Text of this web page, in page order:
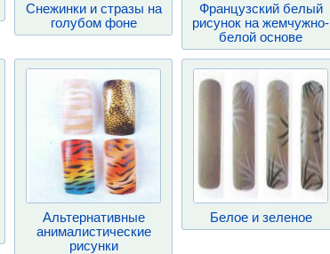
Снежинки и стразы на
голубом фоне
Французский белый
рисунок на жемчужно-
белой основе
Альтернативные
анималистические
рисунки
Белое и зеленое